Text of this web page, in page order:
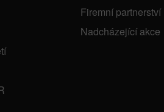
Firemní partnerství
Nadcházející akce